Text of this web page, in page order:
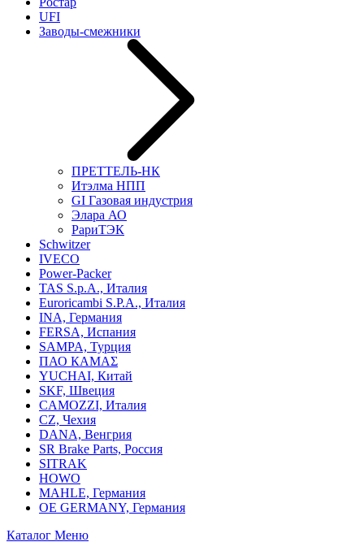
UFI
Заводы-смежники
ПРЕТТЕЛЬ-НК
Итэлма НПП
GI Газовая индустрия
Элара АО
РариТЭК
Schwitzer
IVECO
Power-Packer
TAS S.p.A., Италия
Euroricambi S.P.A., Италия
INA, Германия
FERSA, Испания
SAMPA, Турция
ПАО КАМАΣ
YUCHAI, Китай
SKF, Швеция
CAMOZZI, Италия
CZ, Чехия
DANA, Венгрия
SR Brake Parts, Россия
SITRAK
HOWO
MAHLE, Германия
OE GERMANY, Германия
Каталог Меню